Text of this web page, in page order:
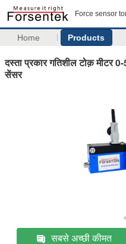
Force sensor
Home Products
दस्ता प्रकार गतिशील टोक़ मीटर
सेंसर
सबसे अच्छी कीमत